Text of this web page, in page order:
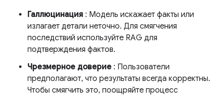
Галлюцинация : Модель искажает факты или
излагает детали неточно. Для смягчения
последствий используйте RAG для
подтверждения фактов.
Чрезмерное доверие : Пользователи
предполагают, что результаты всегда корректны.
Чтобы смягчить это, поощряйте процесс